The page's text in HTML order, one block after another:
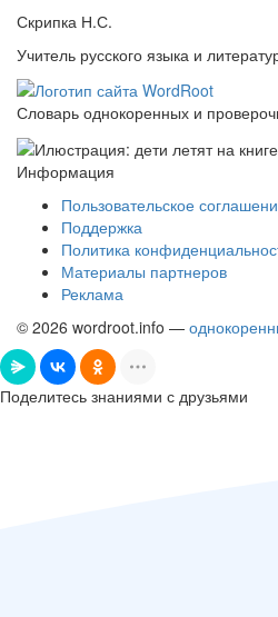
Скрипка Н.С.
Учитель русского языка и
Словарь однокоренных и
Информация
Пользовательское
Поддержка
Политика
Материалы партнеров
Реклама
© 2026 wordroot.info —
Поделитесь знаниями с друзьями